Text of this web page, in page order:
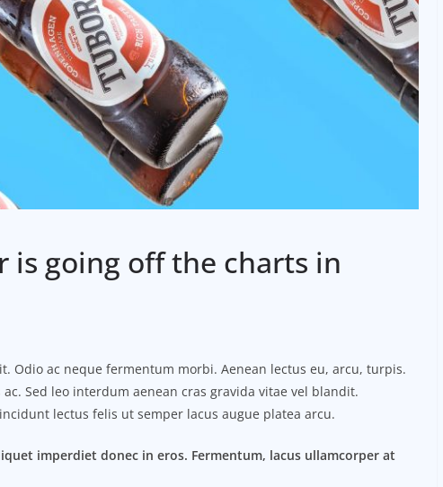
is going off the charts in
Odio ac neque fermentum morbi. Aenean lectus eu, arcu, turpis.
Sed leo interdum aenean cras gravida vitae vel blandit.
lectus felis ut semper lacus augue platea arcu.
imperdiet donec in eros. Fermentum, lacus ullamcorper at